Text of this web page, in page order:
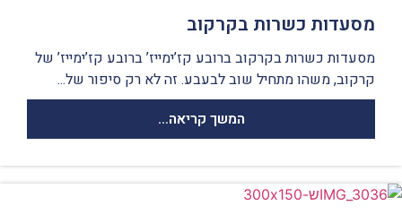
מסעדות כשרות בקרקוב
מסעדות כשרות בקרקוב ברובע קז’ימייז’ ברובע קז’ימייז’ של
קרקוב, משהו מתחיל שוב לבעבע. זה לא רק סיפור של...
המשך קריאה...